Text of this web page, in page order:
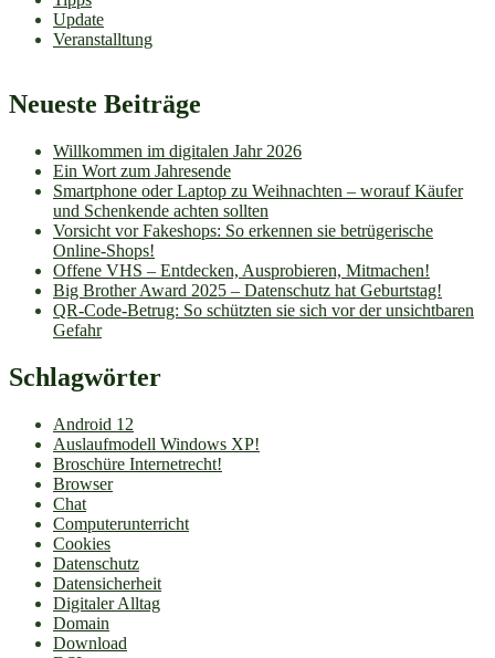
Update
Veranstalltung
Neueste Beiträge
Willkommen im digitalen Jahr 2026
Ein Wort zum Jahresende
Smartphone oder Laptop zu Weihnachten – worauf Käufer
und Schenkende achten sollten
Vorsicht vor Fakeshops: So erkennen sie betrügerische
Online-Shops!
Offene VHS – Entdecken, Ausprobieren, Mitmachen!
Big Brother Award 2025 – Datenschutz hat Geburtstag!
QR-Code-Betrug: So schützten sie sich vor der unsichtbaren
Gefahr
Schlagwörter
Android 12
Auslaufmodell Windows XP!
Broschüre Internetrecht!
Browser
Chat
Computerunterricht
Cookies
Datenschutz
Datensicherheit
Digitaler Alltag
Domain
Download